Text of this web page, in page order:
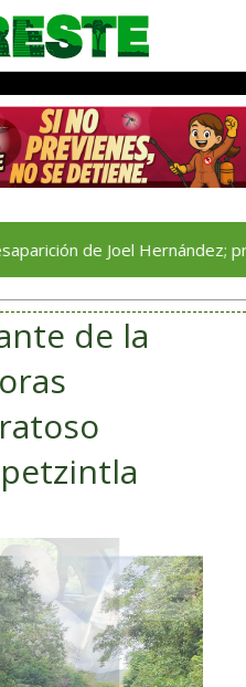
Joel Hernández; preparan
de la